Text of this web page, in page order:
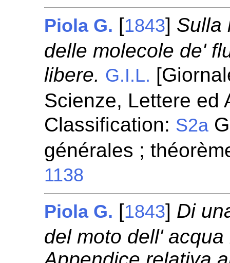
Piola G. [1843] Sulla
delle molecole de'
libere. G.I.L.
Scienze, Lettere ed
Classification: S2a
générales ;
1138
Piola G. [1843] Di
del moto dell'